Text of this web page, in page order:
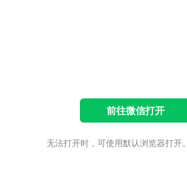
前往微信打开
无法打开时，可使用默认浏览器打开。